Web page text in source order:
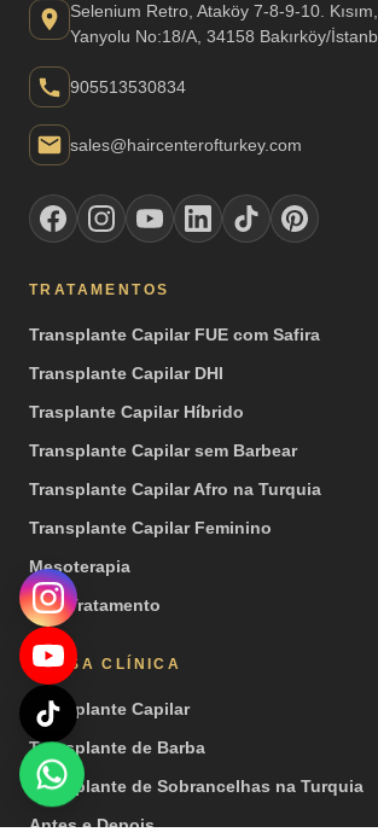
Selenium Retro, Ataköy 7-8-9-10.
Yanyolu No:18/A, 34158 Bakırköy/
905513530834
sales@haircenterofturkey.com
TRATAMENTOS
Transplante Capilar FUE com Safira
Transplante Capilar DHI
Trasplante Capilar Híbrido
Transplante Capilar sem Barbear
Transplante Capilar Afro na Turquia
Transplante Capilar Feminino
Mesoterapia
PRP Tratamento
NOSSA CLÍNICA
Transplante Capilar
Transplante de Barba
Transplante de Sobrancelhas na Turquia
Antes e Depois